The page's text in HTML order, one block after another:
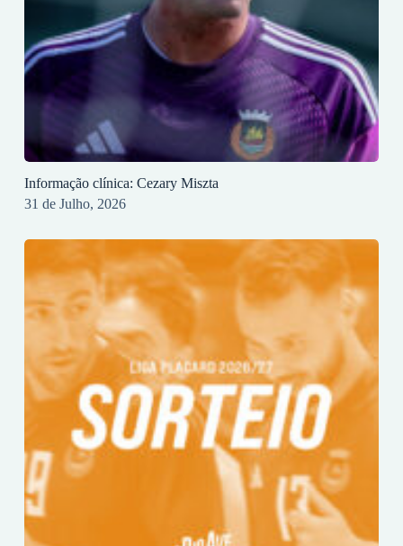
Informação clínica: Cezary Miszta
31 de Julho, 2026